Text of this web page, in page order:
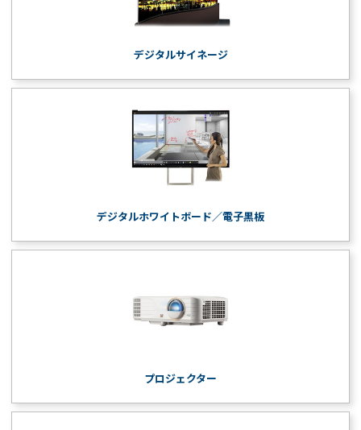
デジタルサイネージ
デジタルホワイトボード／電子黒板
プロジェクター